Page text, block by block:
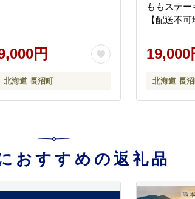
円
北海道 長沼町
ももステー
【配送不可
19,000
北海道 長
おすすめの返礼品